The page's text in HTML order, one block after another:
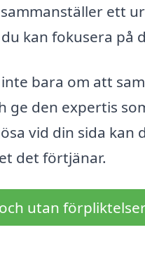
ett
kan fokusera
bara om att
ge den expertis
vid din sida
det förtjänar.
utan